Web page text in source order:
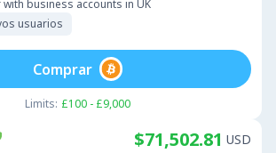
business accounts in UK
usuarios
Limits: £100 - £9,000
Comprar
$71,502.81 USD